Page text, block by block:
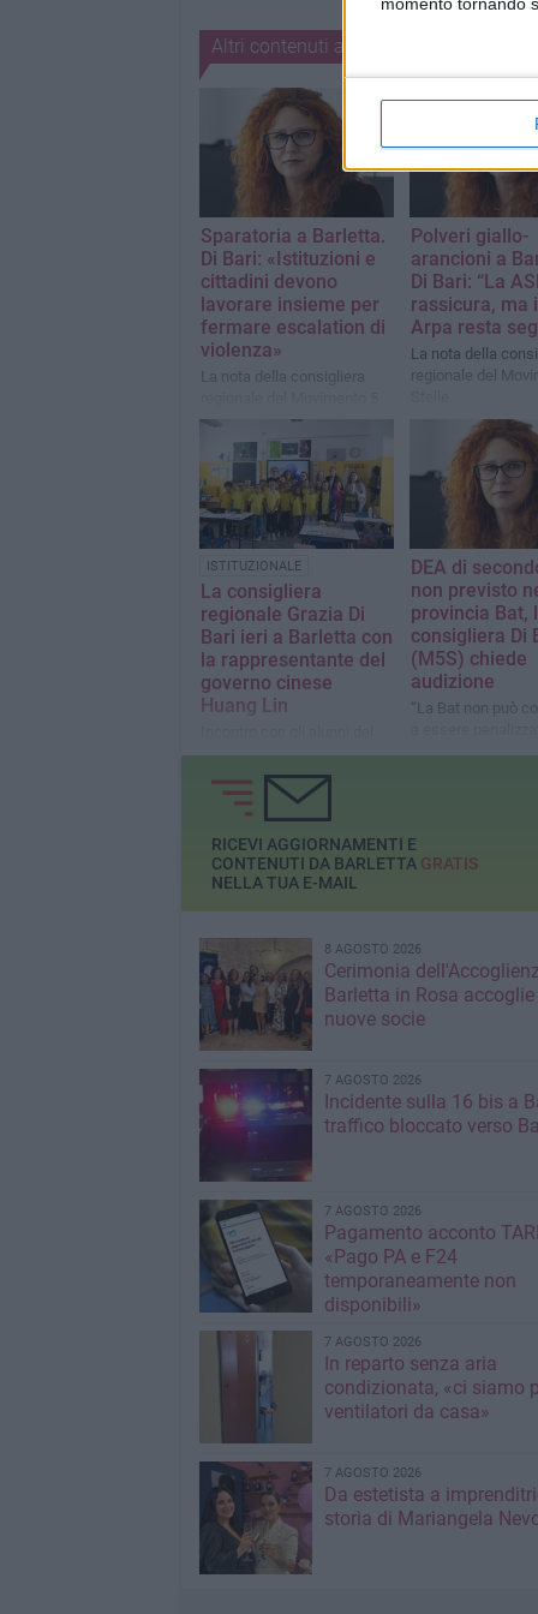
Altri contenuti a tema
Sparatoria a Barletta.
Di Bari: «Istituzioni e
cittadini devono
lavorare insieme per
fermare escalation di
violenza»
La nota della consigliera
Stelle
1
Polveri giallo-
arancioni a
Di Bari: “La
rassicura, ma
Arpa resta
La nota della
regionale del
ISTITUZIONALE
La consigliera
regionale Grazia Di
Bari ieri a Barletta con
la rappresentante del
governo cinese
Huang Lin
terzo Circolo Didattico
Niccolò Fraggianni
DEA di
non previsto
provincia Bat,
consigliera Di
(M5S) chiede
audizione
“La Bat non può
RICEVI AGGIORNAMENTI E
CONTENUTI DA BARLETTA GRATIS
NELLA TUA E-MAIL
8 AGOSTO 2026
Cerimonia
Barletta in Rosa accoglie
nuove socie
7 AGOSTO 2026
Incidente sulla 16 bis a
traffico bloccato verso
7 AGOSTO 2026
Pagamento acconto
«Pago PA e F24
temporaneamente non
disponibili»
7 AGOSTO 2026
In reparto senza aria
condizionata, «ci siamo
ventilatori da casa»
7 AGOSTO 2026
Da estetista a
storia di Mariangela